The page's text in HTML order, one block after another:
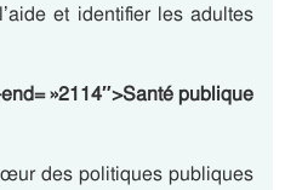
et identifier les adultes
»2114″>Santé publique
des politiques publiques